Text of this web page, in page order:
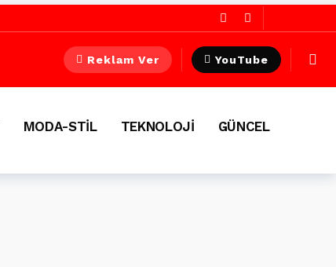
Reklam Ver YouTube
MODA-STİL TEKNOLOJİ
GÜNCEL